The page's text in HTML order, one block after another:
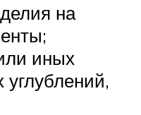
на
иных